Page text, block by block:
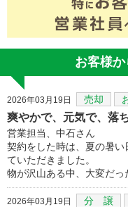
お客様
2026年03月19日 売却
爽やかで、元気で、落
営業担当、中石さん
契約をした時は、夏の暑
ていただきました。
物が沢山ある中、大変だっ
2026年03月19日 分 譲